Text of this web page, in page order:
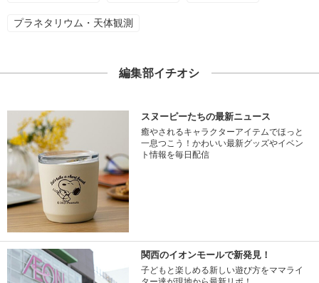
プラネタリウム・天体観測
編集部イチオシ
スヌーピーたちの最新ニュース
癒やされるキャラクターアイテムでほっと
一息つこう！かわいい最新グッズやイベン
ト情報を毎日配信
関西のイオンモールで新発見！
子どもと楽しめる新しい遊び方をママライ